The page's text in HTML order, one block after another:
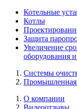
Котельные
Котлы
Защита
Увеличение
оборудования
Системы
О компании
Видеоотзывы